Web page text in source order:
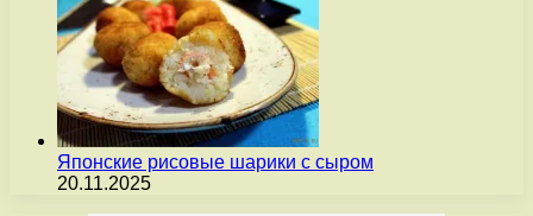
Японские рисовые шарики с сыром
20.11.2025